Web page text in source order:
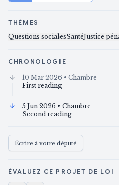
THÈMES
Questions socialesSantéJustice
CHRONOLOGIE
10 Mar 2026 • Chambre
First reading
5 Jun 2026 • Chambre
Second reading
Écrire à votre député
ÉVALUEZ CE PROJET DE LOI